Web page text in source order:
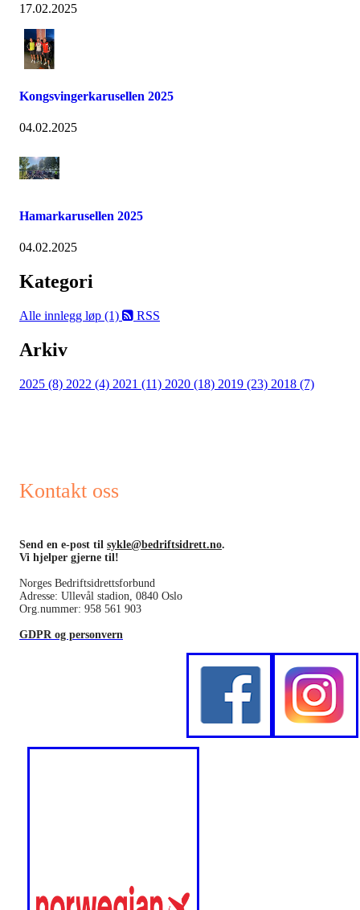
17.02.2025
Kongsvingerkarusellen 2025
04.02.2025
Hamarkarusellen 2025
04.02.2025
Kategori
Alle innlegg løp (1) RSS
Arkiv
2025 (8) 2022 (4) 2021 (11) 2020 (18) 2019 (23) 2018 (7)
Kontakt oss
Send en e-post til sykle@bedriftsidrett.no.
Vi hjelper gjerne til!
Norges Bedriftsidrettsforbund
Adresse: Ullevål stadion, 0840 Oslo
Org.nummer: 958 561 903
GDPR og personvern